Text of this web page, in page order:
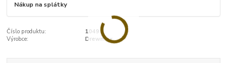
Nákup na splátky
Číslo produktu:
1049
Výrobce:
Drewmax